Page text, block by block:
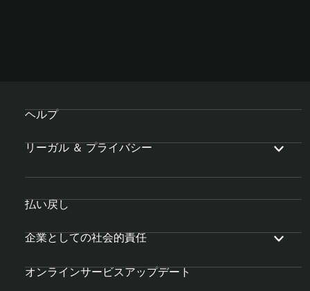
ヘルプ
リーガル ＆ プライバシー
払い戻し
企業としての社会的責任
オンラインサービスアップデート